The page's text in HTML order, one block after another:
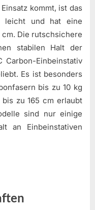
kommt, ist das
leicht und hat eine
cm. Die rutschsichere
stabilen Halt der
Carbon-Einbeinstativ
Es ist besonders
bis zu 10 kg
zu 165 cm erlaubt
sind nur einige
an Einbeinstativen